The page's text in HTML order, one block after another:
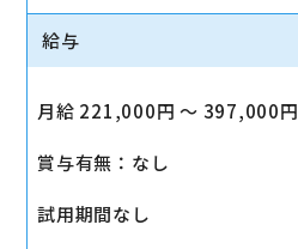
給与
月給 221,000円 〜 397,000円
賞与有無：なし
試用期間なし